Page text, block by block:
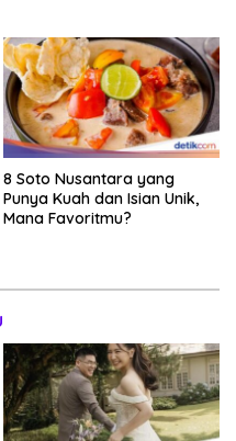
8 Soto Nusantara yang
Punya Kuah dan Isian Unik,
Mana Favoritmu?